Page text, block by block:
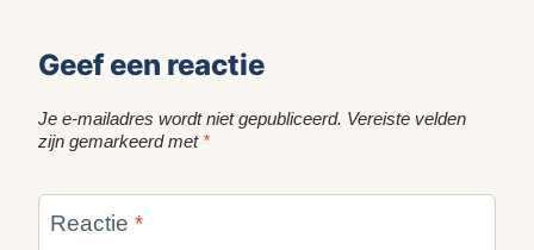
Geef een reactie
Je e-mailadres wordt niet gepubliceerd. Vereiste velden
zijn gemarkeerd met *
Reactie *